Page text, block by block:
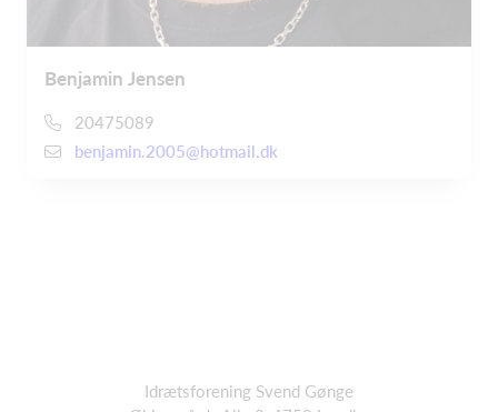
Benjamin Jensen
20475089
benjamin.2005@hotmail.dk
Idrætsforening Svend Gønge